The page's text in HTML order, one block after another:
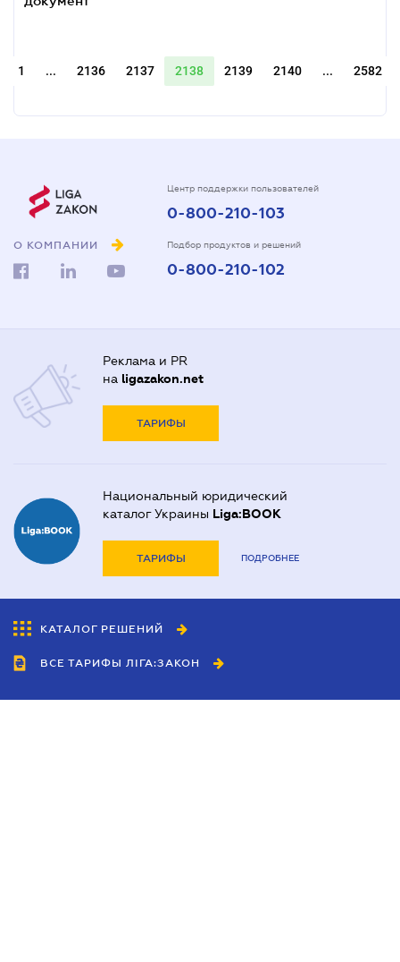
1 ... 2136 2137 2138 2139 2140 ... 2582
О КОМПАНИИ
Центр поддержки пользователей
0-800-210-103
Подбор продуктов и решений
0-800-210-102
Реклама и PR
на ligazakon.net
ТАРИФЫ
Национальный юридический
каталог Украины Liga:BOOK
ТАРИФЫ ПОДРОБНЕЕ
КАТАЛОГ РЕШЕНИЙ
ВСЕ ТАРИФЫ ЛІГА:ЗАКОН